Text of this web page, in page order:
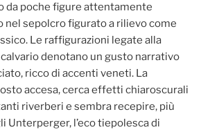
da poche figure attentamente
nel sepolcro figurato a rilievo come
Le raffigurazioni legate alla
denotano un gusto narrativo
ricco di accenti veneti. La
accesa, cerca effetti chiaroscurali
riverberi e sembra recepire, più
Unterperger, l’eco tiepolesca di